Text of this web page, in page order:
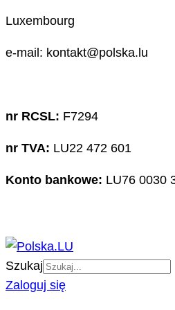
Luxembourg
e-mail: kontakt@polska.lu
nr RCSL: F7294
nr TVA: LU22 472 601
Konto bankowe: LU76 0030
Szukaj
Zaloguj się